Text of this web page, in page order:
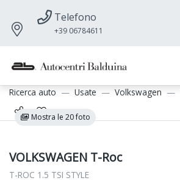
Telefono
+39 06784611
Ricerca auto Usate Volkswagen
Mostra le 20 foto
VOLKSWAGEN T-Roc
T-ROC 1.5 TSI STYLE